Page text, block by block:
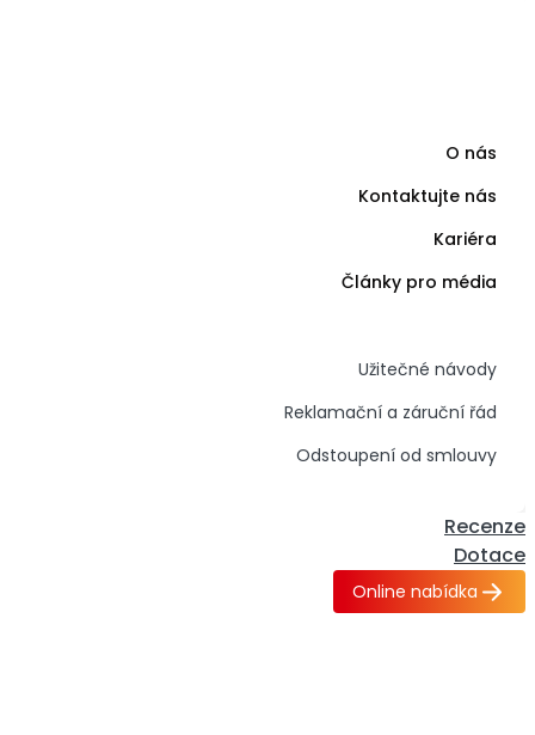
O nás
Kontaktujte nás
Kariéra
Články pro média
Užitečné návody
Reklamační a záruční řád
Odstoupení od smlouvy
Recenze
Dotace
Online nabídka